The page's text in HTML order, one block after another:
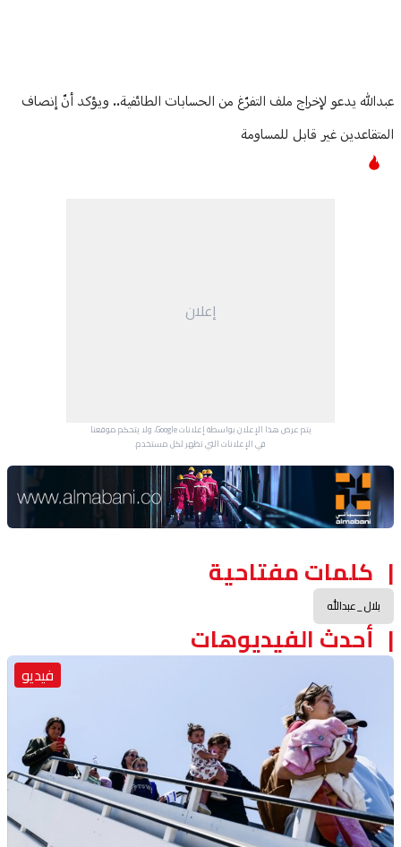
Article Content
عبدالله يدعو لإخراج ملف التفرّغ من الحسابات الطائفية.. ويؤكد أنّ إنصاف
المتقاعدين غير قابل للمساومة
إعلان
يتم عرض هذا الإعلان بواسطة إعلانات Google، ولا يتحكم موقعنا
في الإعلانات التي تظهر لكل مستخدم.
Advertisement Section
كلمات مفتاحية
بلال_عبدالله
أحدث الفيديوهات
فيديو